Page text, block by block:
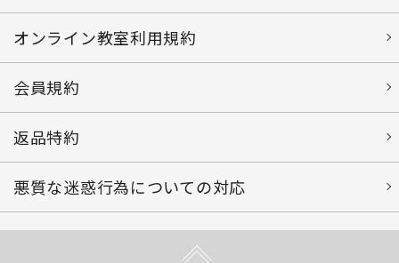
オンライン教室利用規約
会員規約
返品特約
悪質な迷惑行為についての対応